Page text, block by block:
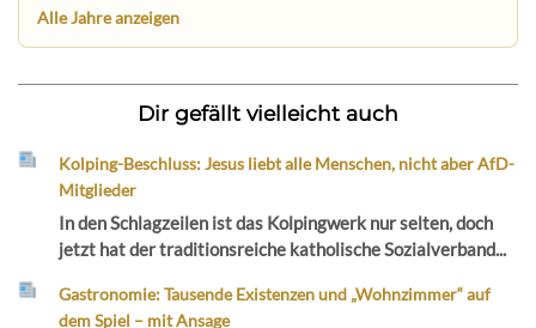
Alle Jahre anzeigen
Dir gefällt vielleicht auch
Kolping-Beschluss: Jesus liebt alle Menschen, nicht aber AfD-
Mitglieder
In den Schlagzeilen ist das Kolpingwerk nur selten, doch
jetzt hat der traditionsreiche katholische Sozialverband...
Gastronomie: Tausende Existenzen und „Wohnzimmer“ auf
dem Spiel – mit Ansage